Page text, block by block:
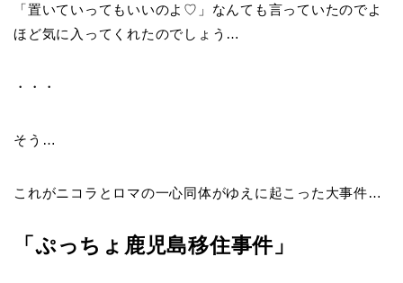
「置いていってもいいのよ♡」なんても言っていたのでよ
ほど気に入ってくれたのでしょう…
・・・
そう…
これがニコラとロマの一心同体がゆえに起こった大事件…
「ぷっちょ鹿児島移住事件」